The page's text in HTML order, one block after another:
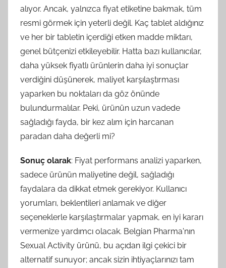
alıyor. Ancak, yalnızca fiyat etiketine bakmak, tüm
resmi görmek için yeterli değil. Kaç tablet aldığınız
ve her bir tabletin içerdiği etken madde miktarı,
genel bütçenizi etkileyebilir. Hatta bazı kullanıcılar,
daha yüksek fiyatlı ürünlerin daha iyi sonuçlar
verdiğini düşünerek, maliyet karşılaştırması
yaparken bu noktaları da göz önünde
bulundurmalılar. Peki, ürünün uzun vadede
sağladığı fayda, bir kez alım için harcanan
paradan daha değerli mi?
Sonuç olarak: Fiyat performans analizi yaparken,
sadece ürünün maliyetine değil, sağladığı
faydalara da dikkat etmek gerekiyor. Kullanıcı
yorumları, beklentileri anlamak ve diğer
seçeneklerle karşılaştırmalar yapmak, en iyi kararı
vermenize yardımcı olacak. Belgian Pharma'nın
Sexual Activity ürünü, bu açıdan ilgi çekici bir
alternatif sunuyor; ancak sizin ihtiyaçlarınızı tam